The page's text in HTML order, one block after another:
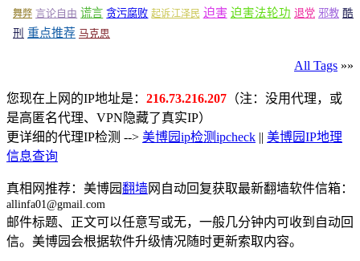
舞弊 言论自由 谎言 贪污腐败 起诉江泽民 迫害 迫害法轮功 退党 邪教 酷
刑 重点推荐 马克思
All Tags »»
您现在上网的IP地址是： 216.73.216.207 （注：没用代理，或
是高匿名代理、VPN隐藏了真实IP）
更详细的代理IP检测 --> 美博园ip检测ipcheck || 美博园IP地理
信息查询
真相网推荐：美博园翻墙网自动回复获取最新翻墙软件信箱：
allinfa01@gmail.com
邮件标题、正文可以任意写或无，一般几分钟内可收到自动回
信。美博园会根据软件升级情况随时更新索取内容。